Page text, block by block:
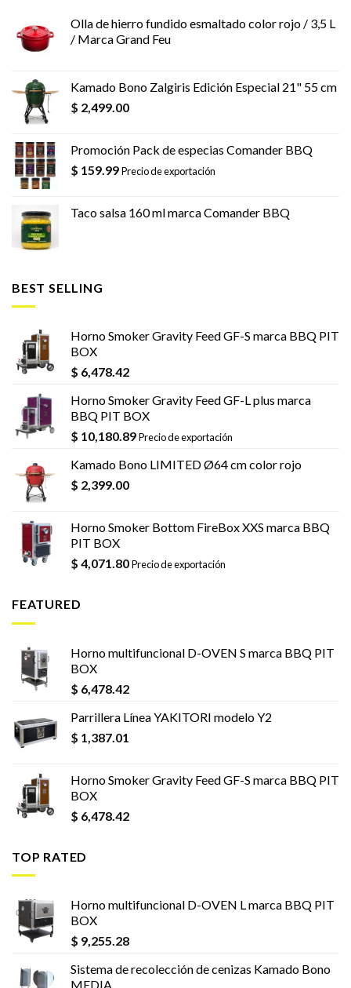
Olla de hierro fundido esmaltado color rojo / 3,5 L
/ Marca Grand Feu
Kamado Bono Zalgiris Edición Especial 21" 55 cm
$ 2,499.00
Promoción Pack de especias Comander BBQ
$ 159.99Precio de exportación
Taco salsa 160 ml marca Comander BBQ
BEST SELLING
Horno Smoker Gravity Feed GF-S marca BBQ PIT
BOX
$ 6,478.42
Horno Smoker Gravity Feed GF-L plus marca
BBQ PIT BOX
$ 10,180.89Precio de exportación
Kamado Bono LIMITED Ø64 cm color rojo
$ 2,399.00
Horno Smoker Bottom FireBox XXS marca BBQ
PIT BOX
$ 4,071.80Precio de exportación
FEATURED
Horno multifuncional D-OVEN S marca BBQ PIT
BOX
$ 6,478.42
Parrillera Línea YAKITORI modelo Y2
$ 1,387.01
Horno Smoker Gravity Feed GF-S marca BBQ PIT
BOX
$ 6,478.42
TOP RATED
Horno multifuncional D-OVEN L marca BBQ PIT
BOX
$ 9,255.28
Sistema de recolección de cenizas Kamado Bono
MEDIA